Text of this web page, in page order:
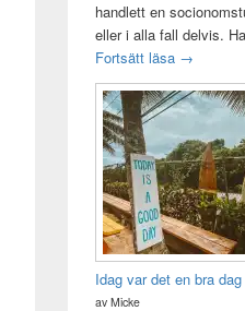
handlett en
eller i alla fall delvis.
Fortsätt läsa Att vara
→
Idag var det en bra dag
av Micke